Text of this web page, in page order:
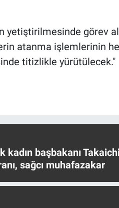
yetiştirilmesinde görev
atanma işlemlerinin
titizlikle
kadın başbakanı
sağcı muhafazakar